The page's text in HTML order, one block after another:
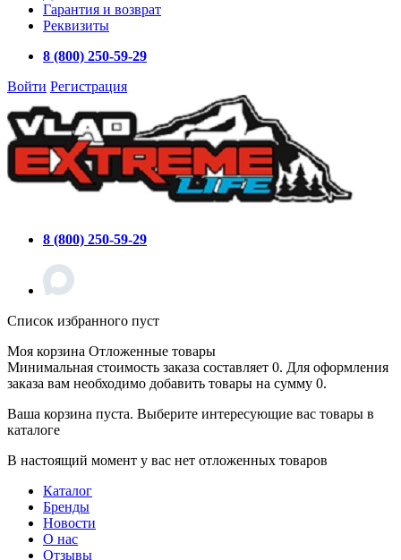
Гарантия и возврат
Реквизиты
8 (800) 250-59-29
Войти Регистрация
8 (800) 250-59-29
Список избранного пуст
Моя корзина Отложенные товары
Минимальная стоимость заказа составляет 0. Для оформления
заказа вам необходимо добавить товары на сумму 0.
Ваша корзина пуста. Выберите интересующие вас товары в
каталоге
В настоящий момент у вас нет отложенных товаров
Каталог
Бренды
Новости
О нас
Отзывы